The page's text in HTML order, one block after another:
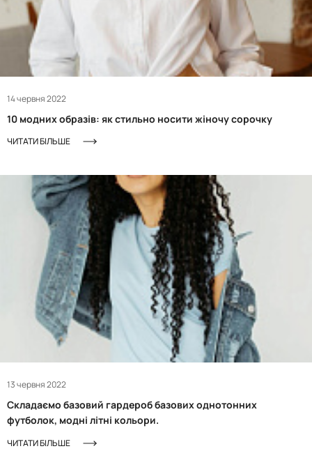
14 червня 2022
10 модних образів: як стильно носити жіночу сорочку
ЧИТАТИ БІЛЬШЕ
13 червня 2022
Складаємо базовий гардероб базових однотонних
футболок, модні літні кольори.
ЧИТАТИ БІЛЬШЕ